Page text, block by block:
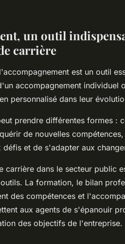
un outil
carrière
est un outil
accompagnement individuel
personnalisé dans leur
prendre différentes formes :
de nouvelles
et de s'adapter aux
carrière dans le secteur public
La formation, le bilan
des compétences et
aux agents de s'épanouir
des objectifs de l'entreprise.